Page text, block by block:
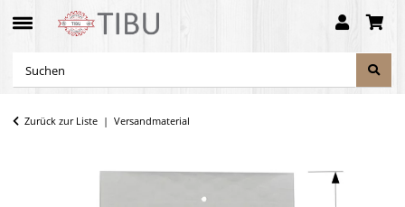
Zurück zur Liste Versandmaterial